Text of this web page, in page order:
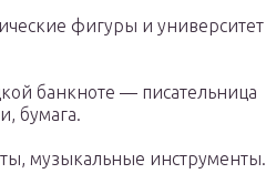
фигуры и университет
банкноте — писательница
бумага.
музыкальные инструменты.